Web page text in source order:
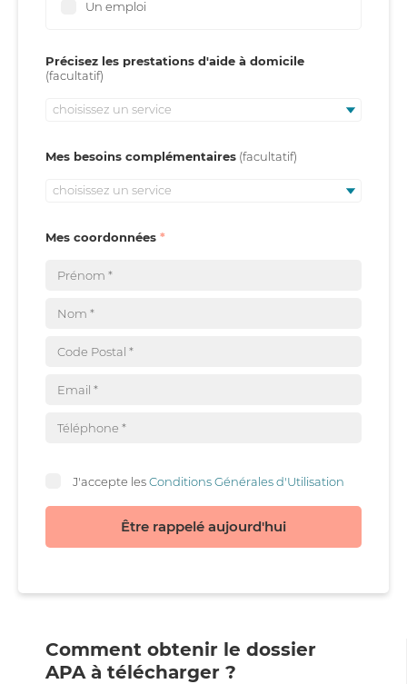
Un emploi
Précisez les prestations d'aide à domicile
choisissez un service
Mes besoins complémentaires
choisissez un service
Mes coordonnées
J'accepte lesConditions Générales d'Utilisation
Être rappelé aujourd'hui
Comment obtenir le dossier
APA à télécharger ?